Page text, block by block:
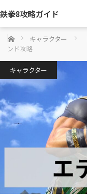
鉄拳8攻略ガイド
ホーム キャラクター
ンド攻略
キャラクター